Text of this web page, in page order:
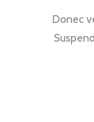
Donec